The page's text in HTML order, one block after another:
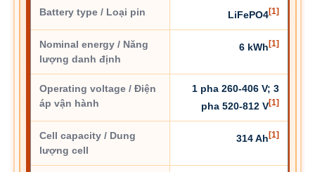
Battery type / Loại pin LiFePO4[1]
Nominal energy / Năng
lượng danh định
6 kWh [1]
Operating voltage / Điện
áp vận hành
1 pha 260-406 V; 3
pha 520-812 V[1]
Cell capacity / Dung
lượng cell
314 Ah [1]